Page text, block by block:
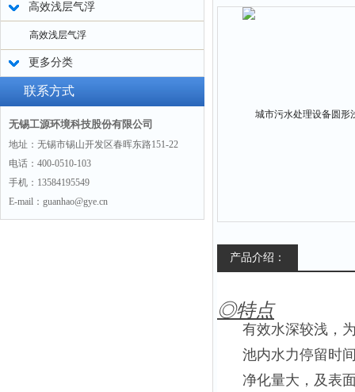
高效浅层气浮
高效浅层气浮
更多分类
联系方式
无锡工源环境科技股份有限公司
地址：无锡市锡山开发区春晖东路151-22
电话：400-0510-103
手机：13584195549
E-mail：guanhao@gye.cn
产品介绍：
◎特点
有效水深较浅，
池内水力停留时
净化量大，及表